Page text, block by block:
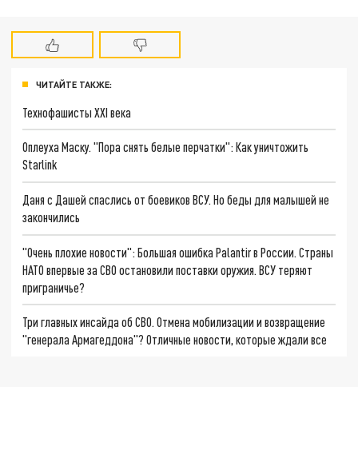
ЧИТАЙТЕ ТАКЖЕ:
Технофашисты XXI века
Оплеуха Маску. "Пора снять белые перчатки": Как уничтожить
Starlink
Даня с Дашей спаслись от боевиков ВСУ. Но беды для малышей не
закончились
"Очень плохие новости": Большая ошибка Palantir в России. Страны
НАТО впервые за СВО остановили поставки оружия. ВСУ теряют
приграничье?
Три главных инсайда об СВО. Отмена мобилизации и возвращение
"генерала Армагеддона"? Отличные новости, которые ждали все